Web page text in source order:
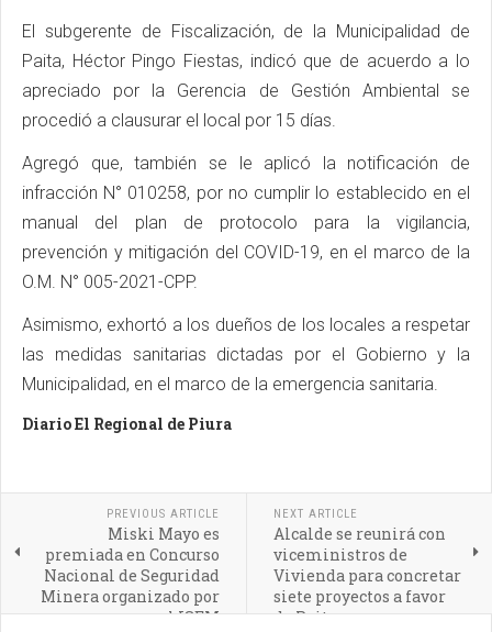
El subgerente de Fiscalización, de la Municipalidad de
Paita, Héctor Pingo Fiestas, indicó que de acuerdo a lo
apreciado por la Gerencia de Gestión Ambiental se
procedió a clausurar el local por 15 días.
Agregó que, también se le aplicó la notificación de
infracción N° 010258, por no cumplir lo establecido en el
manual del plan de protocolo para la vigilancia,
prevención y mitigación del COVID-19, en el marco de la
O.M. N° 005-2021-CPP.
Asimismo, exhortó a los dueños de los locales a respetar
las medidas sanitarias dictadas por el Gobierno y la
Municipalidad, en el marco de la emergencia sanitaria.
Diario El Regional de Piura
PREVIOUS ARTICLE
Miski Mayo es
premiada en Concurso
Nacional de Seguridad
Minera organizado por
el ISEM
NEXT ARTICLE
Alcalde se reunirá con
viceministros de
Vivienda para concretar
siete proyectos a favor
de Paita